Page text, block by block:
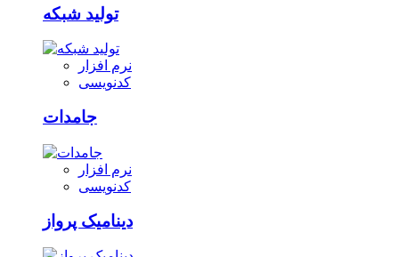
تولید شبکه
نرم افزار
کدنویسی
جامدات
نرم افزار
کدنویسی
دینامیک پرواز